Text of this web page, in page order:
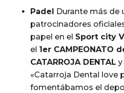
Padel
Durante más de
patrocinadores
papel en el Sport city
el 1er CAMPEONATO
CATARROJA DENTAL
«Catarroja Dental love
fomentábamos el